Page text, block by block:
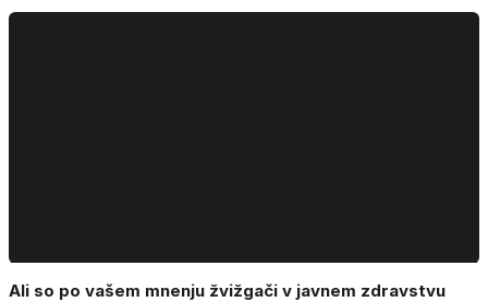
Ali so po vašem mnenju žvižgači v javnem zdravstvu